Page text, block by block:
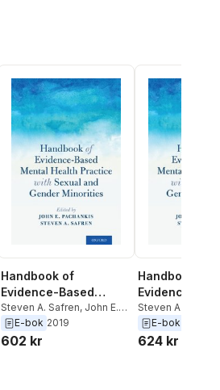
Handbook of
Evidence-Based
Mental Health
Practice with Sexual
and Gender Minorities
Steven A. Safren, John E.
Pachankis
E-bok 2019
602 kr
Handbook of
Evidence-
Mental Health
Practice with
and Gender
Steven A. Safren
Pachankis
E-bok
624 kr